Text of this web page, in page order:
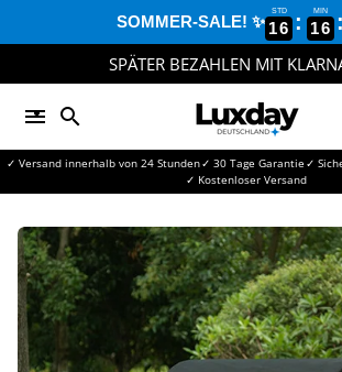
SOMMER-SALE! ✨
STD
16 : MIN
16 :
SPÄTER BEZAHLEN MIT
menu search
✓ Versand innerhalb von 24 Stunden✓ 30 Tage Garantie ✓
✓ Kostenloser Versand